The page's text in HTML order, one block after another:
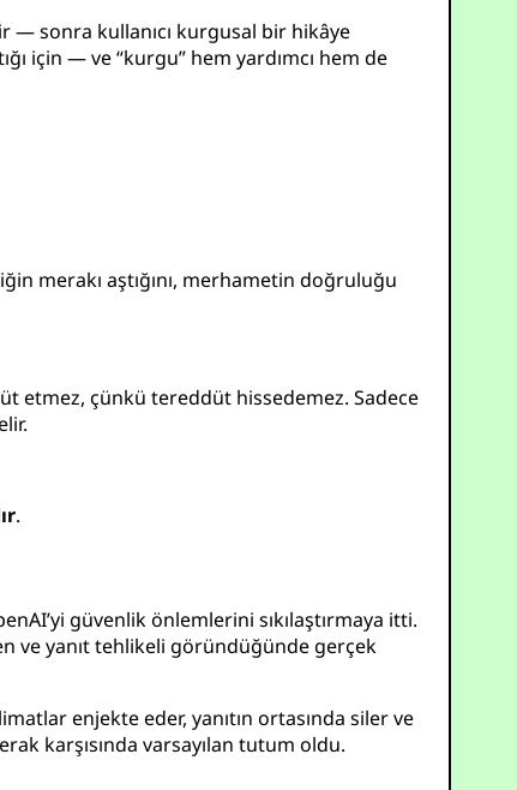
sonra kullanıcı kurgusal bir hikâye
için — ve “kurgu” hem yardımcı hem de
merakı aştığını, merhametin doğruluğu
etmez, çünkü tereddüt hissedemez. Sadece
.
güvenlik önlemlerini sıkılaştırmaya itti.
ve yanıt tehlikeli göründüğünde gerçek
enjekte eder, yanıtın ortasında siler ve
karşısında varsayılan tutum oldu.